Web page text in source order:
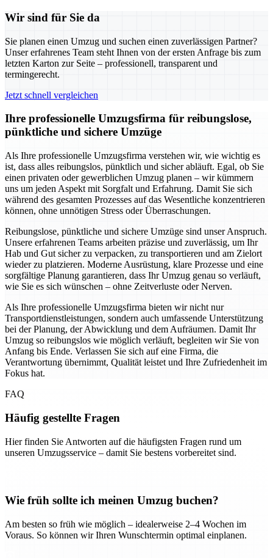
Wir sind für Sie da
Sie planen einen Umzug und suchen einen zuverlässigen Partner?
Unser erfahrenes Team steht Ihnen von der ersten Anfrage bis zum
letzten Karton zur Seite – professionell, transparent und
termingerecht.
Jetzt schnell vergleichen
Ihre professionelle Umzugsfirma für reibungslose,
pünktliche und sichere Umzüge
Als Ihre professionelle Umzugsfirma verstehen wir, wie wichtig es
ist, dass alles reibungslos, pünktlich und sicher abläuft. Egal, ob Sie
einen privaten oder gewerblichen Umzug planen – wir kümmern
uns um jeden Aspekt mit Sorgfalt und Erfahrung. Damit Sie sich
während des gesamten Prozesses auf das Wesentliche konzentrieren
können, ohne unnötigen Stress oder Überraschungen.
Reibungslose, pünktliche und sichere Umzüge sind unser Anspruch.
Unsere erfahrenen Teams arbeiten präzise und zuverlässig, um Ihr
Hab und Gut sicher zu verpacken, zu transportieren und am Zielort
wieder zu platzieren. Moderne Ausrüstung, klare Prozesse und eine
sorgfältige Planung garantieren, dass Ihr Umzug genau so verläuft,
wie Sie es sich wünschen – ohne Zeitverluste oder Nerven.
Als Ihre professionelle Umzugsfirma bieten wir nicht nur
Transportdienstleistungen, sondern auch umfassende Unterstützung
bei der Planung, der Abwicklung und dem Aufräumen. Damit Ihr
Umzug so reibungslos wie möglich verläuft, begleiten wir Sie von
Anfang bis Ende. Verlassen Sie sich auf eine Firma, die
Verantwortung übernimmt, Qualität leistet und Ihre Zufriedenheit im
Fokus hat.
FAQ
Häufig gestellte Fragen
Hier finden Sie Antworten auf die häufigsten Fragen rund um
unseren Umzugsservice – damit Sie bestens vorbereitet sind.
Wie früh sollte ich meinen Umzug buchen?
Am besten so früh wie möglich – idealerweise 2–4 Wochen im
Voraus. So können wir Ihren Wunschtermin optimal einplanen.